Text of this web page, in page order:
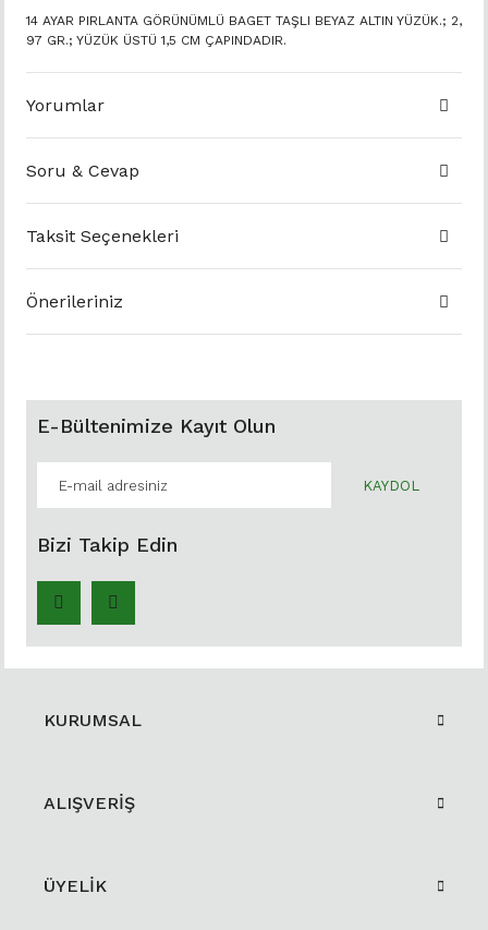
14 AYAR PIRLANTA GÖRÜNÜMLÜ BAGET TAŞLI BEYAZ ALTIN YÜZÜK.; 2,
97 GR.; YÜZÜK ÜSTÜ 1,5 CM ÇAPINDADIR.
Yorumlar
Soru & Cevap
Taksit Seçenekleri
Önerileriniz
E-Bültenimize Kayıt Olun
KAYDOL
Bizi Takip Edin
KURUMSAL
ALIŞVERİŞ
ÜYELİK